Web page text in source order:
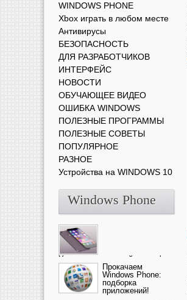
WINDOWS PHONE
Xbox играть в любом месте
Антивирусы
БЕЗОПАСНОСТЬ
ДЛЯ РАЗРАБОТЧИКОВ
ИНТЕРФЕЙС
НОВОСТИ
ОБУЧАЮЩЕЕ ВИДЕО
ОШИБКА WINDOWS
ПОЛЕЗНЫЕ ПРОГРАММЫ
ПОЛЕЗНЫЕ СОВЕТЫ
ПОПУЛЯРНОЕ
РАЗНОЕ
Устройства на WINDOWS 10
Windows Phone
Ультрасовременный смартфон
— это новика от компании Ap...
Прокачаем
Windows Phone:
подборка
приложений!